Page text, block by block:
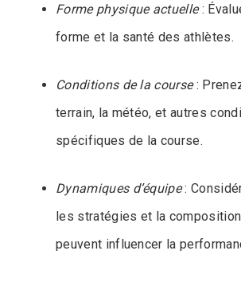
Forme physique actuelle:
forme et la santé des athlètes.
Conditions de la course:
terrain, la météo, et autres
spécifiques de la course.
Dynamiques d’équipe:
les stratégies et la composition
peuvent influencer la